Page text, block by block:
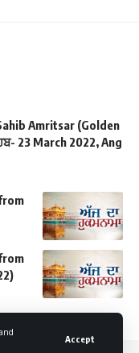
Accept
Amritsar (Golden
23 March 2022, Ang